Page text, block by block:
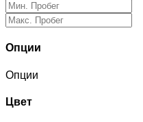
Опции
Опции
Цвет